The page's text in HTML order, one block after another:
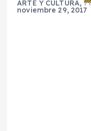
ARTE Y CULTURA,
noviembre 29, 2017